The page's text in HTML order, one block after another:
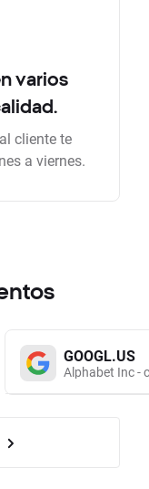
varios
cliente te
a viernes.
GOOGL.US
Alphabet Inc -